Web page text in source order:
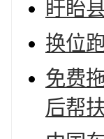
盱眙
换位
免费
后帮